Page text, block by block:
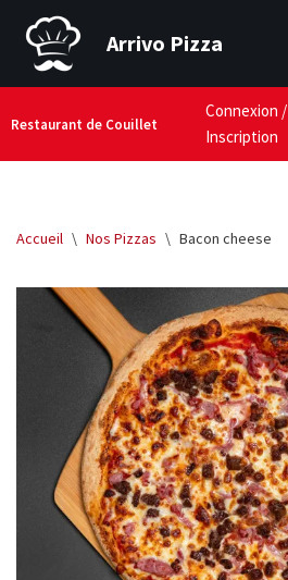
Aller
au
Arrivo Pizza
Restaurant de Couillet
Connexion /
Inscription
Accueil \ Nos Pizzas \ Bacon cheese